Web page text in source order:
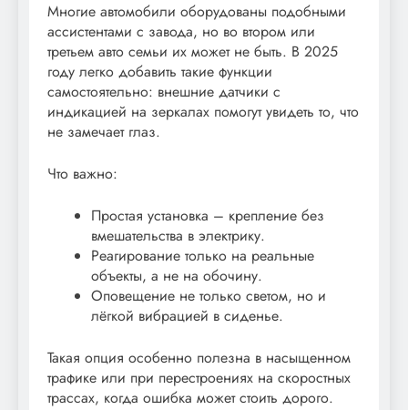
Многие автомобили оборудованы подобными
ассистентами с завода, но во втором или
третьем авто семьи их может не быть. В 2025
году легко добавить такие функции
самостоятельно: внешние датчики с
индикацией на зеркалах помогут увидеть то, что
не замечает глаз.
Что важно:
Простая установка – крепление без
вмешательства в электрику.
Реагирование только на реальные
объекты, а не на обочину.
Оповещение не только светом, но и
лёгкой вибрацией в сиденье.
Такая опция особенно полезна в насыщенном
трафике или при перестроениях на скоростных
трассах, когда ошибка может стоить дорого.